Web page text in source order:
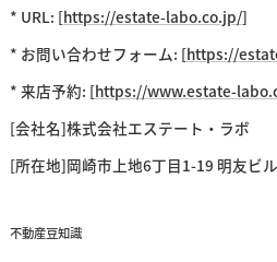
* URL: [https://estate-labo.co.jp/]
* お問い合わせフォーム: [https://
* 来店予約: [https://www.estate-
[会社名]株式会社エステート・ラボ
[所在地]岡崎市上地6丁目1-19 明友ビ
不動産豆知識